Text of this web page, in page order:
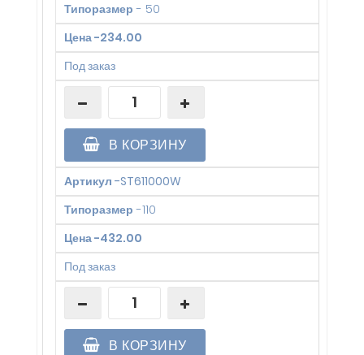
Типоразмер - 50
Цена-234.00
Под заказ
В КОРЗИНУ
Артикул -ST611000W
Типоразмер -110
Цена-432.00
Под заказ
В КОРЗИНУ